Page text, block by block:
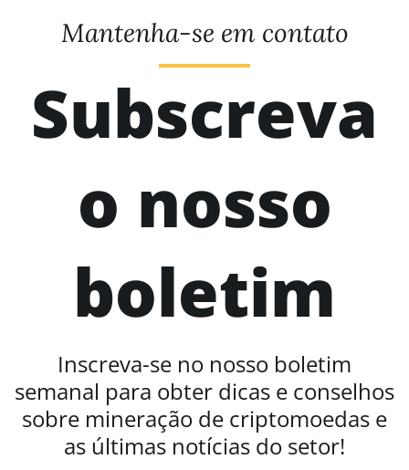
Mantenha-se em contato
Subscreva
o nosso
boletim
Inscreva-se no nosso boletim
semanal para obter dicas e conselhos
sobre mineração de criptomoedas e
as últimas notícias do setor!